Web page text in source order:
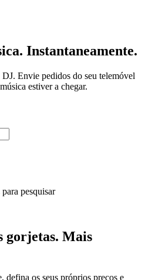
Instantaneamente.
Envie pedidos do seu telemóvel
estiver a chegar.
pesquisar
gorjetas. Mais
defina os seus próprios preços e